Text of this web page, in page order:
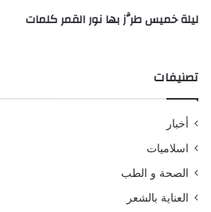
ليلة خميس طرَّز بها نور القمر كلمات
تصنيفات
أخبار
اسلاميات
الصحة و الطب
العناية بالشعر